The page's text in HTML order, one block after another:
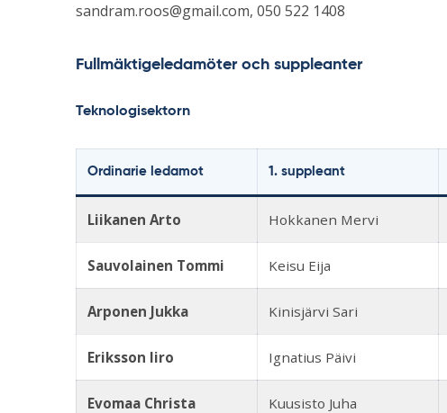
sandram.roos@gmail.com, 050 522 1408
Fullmäktigeledamöter och suppleanter
Teknologisektorn
Ordinarie ledamot 1. suppleant
Liikanen Arto Hokkanen Mervi
Sauvolainen Tommi Keisu Eija
Arponen Jukka Kinisjärvi Sari
Eriksson Iiro Ignatius Päivi
Evomaa Christa Kuusisto Juha